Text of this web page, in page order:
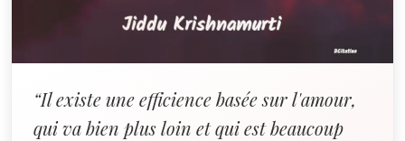
“Il existe une efficience basée sur l'amour,
qui va bien plus loin et qui est beaucoup